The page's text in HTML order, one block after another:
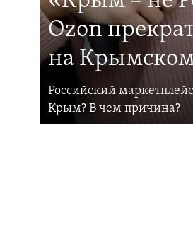
Ozon
на Крымском
Российский
Крым? В чем причина?